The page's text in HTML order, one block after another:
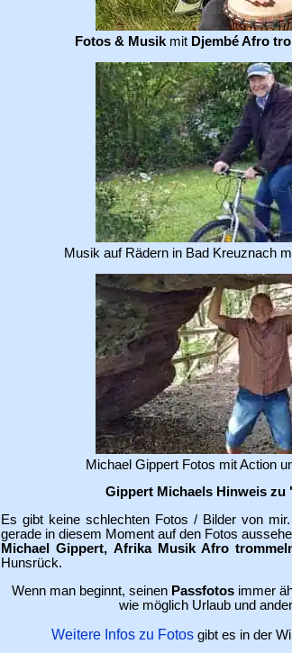
Fotos & Musikmit Djembé Afro
Musik auf Rädern in Bad Kreuznach
Michael Gippert Fotos mit Action
Gippert Michaels Hinweis zu
Es gibt keine schlechten Fotos / Bilder von
gerade in diesem Moment auf den Fotos
Michael Gippert, Afrika Musik Afro
Hunsrück.
Wenn man beginnt, seinen Passfotosimmer
wie möglich Urlaub und
Weitere Infos zu Fotosgibt es in der